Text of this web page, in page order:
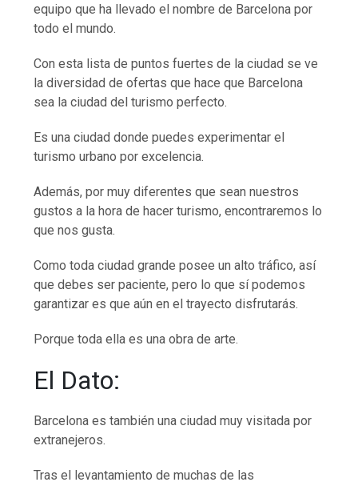
equipo que ha llevado el nombre de Barcelona por
todo el mundo.
Con esta lista de puntos fuertes de la ciudad se ve
la diversidad de ofertas que hace que Barcelona
sea la ciudad del turismo perfecto.
Es una ciudad donde puedes experimentar el
turismo urbano por excelencia.
Además, por muy diferentes que sean nuestros
gustos a la hora de hacer turismo, encontraremos lo
que nos gusta.
Como toda ciudad grande posee un alto tráfico, así
que debes ser paciente, pero lo que sí podemos
garantizar es que aún en el trayecto disfrutarás.
Porque toda ella es una obra de arte.
El Dato:
Barcelona es también una ciudad muy visitada por
extranejeros.
Tras el levantamiento de muchas de las